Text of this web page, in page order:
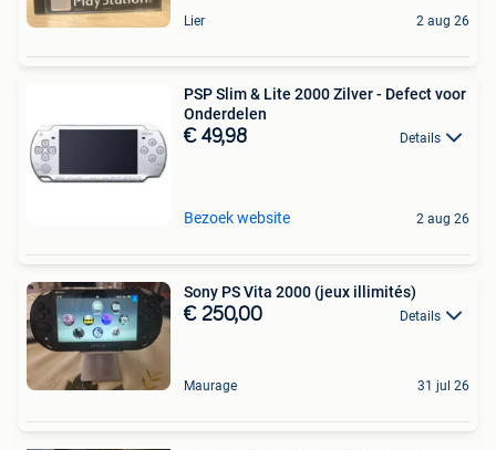
Lier 2 aug 26
PSP Slim & Lite 2000 Zilver - Defect voor
Onderdelen
€ 49,98 Details
Bezoek website 2 aug 26
Sony PS Vita 2000 (jeux illimités)
€ 250,00 Details
Maurage 31 jul 26